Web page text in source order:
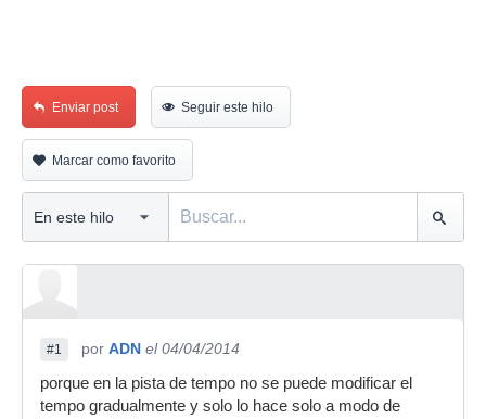
Enviar post Seguir este hilo
Marcar como favorito
#1 por ADN el 04/04/2014
porque en la pista de tempo no se puede modificar el
tempo gradualmente y solo lo hace solo a modo de